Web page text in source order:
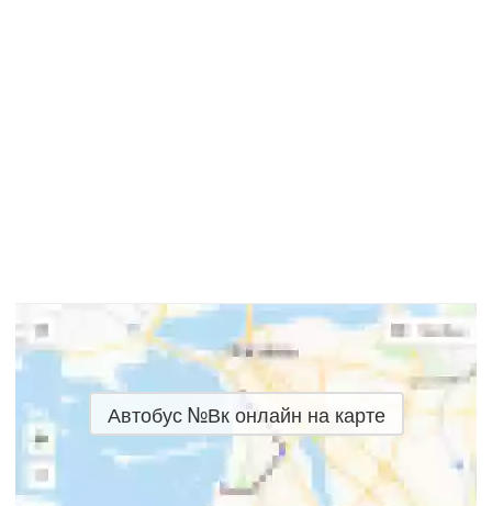
Автобус №Вк онлайн на карте